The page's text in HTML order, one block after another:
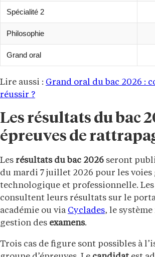
Spécialité 2
Philosophie
Grand oral
Lire aussi : Grand oral du bac 2026 :
réussir ?
Les résultats du bac
épreuves de
Les résultats du bac 2026 seront
du mardi 7 juillet 2026 pour les voies
technologique et professionnelle.
consultent leurs résultats sur le
académie ou via Cyclades, le
gestion des examens.
Trois cas de figure sont possibles à